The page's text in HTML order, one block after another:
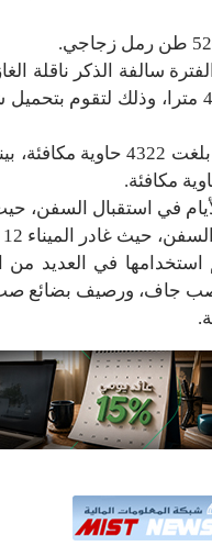
في استقبال السفن، حيث بلغ
غادر الميناء 12 سفينة.
استخدامها في
صب جاف، ورصيف بضائع